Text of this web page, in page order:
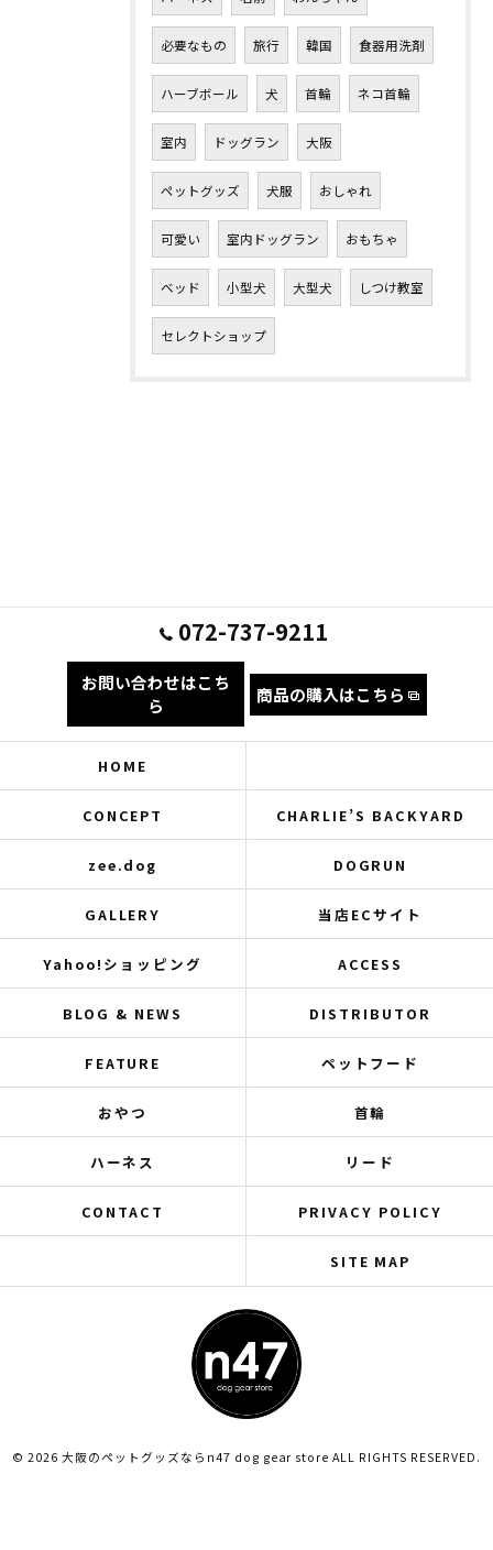
必要なもの 旅行 韓国 食器用洗剤
ハーブボール 犬 首輪 ネコ首輪
室内 ドッグラン 大阪
ペットグッズ 犬服 おしゃれ
可愛い 室内ドッグラン おもちゃ
ベッド 小型犬 大型犬 しつけ教室
セレクトショップ
072-737-9211
お問い合わせはこち
ら
商品の購入はこちら
HOME
CONCEPT CHARLIE’S BACKYARD
zee.dog DOGRUN
GALLERY 当店ECサイト
Yahoo!ショッピング ACCESS
BLOG & NEWS DISTRIBUTOR
FEATURE ペットフード
おやつ 首輪
ハーネス リード
CONTACT PRIVACY POLICY
SITE MAP
© 2026 大阪のペットグッズならn47 dog gear store ALL RIGHTS RESERVED.